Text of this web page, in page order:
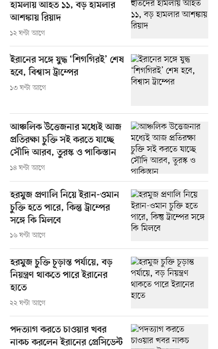
হামলায় আহত ১১, বড় হামলার
আশঙ্কায় রিয়াদ
১২ ঘণ্টা আগে
ইরানের সঙ্গে যুদ্ধ ‘শিগগিরই’ শেষ
হবে, বিশ্বাস ট্রাম্পের
১৩ ঘণ্টা আগে
আঞ্চলিক উত্তেজনার মধ্যেই আজ
প্রতিরক্ষা চুক্তি সই করতে যাচ্ছে
সৌদি আরব, তুরস্ক ও পাকিস্তান
১৪ ঘণ্টা আগে
হরমুজ প্রণালি নিয়ে ইরান-ওমান
চুক্তি হতে পারে, কিন্তু ট্রাম্পের
সঙ্গে কি মিলবে
১৬ ঘণ্টা আগে
হরমুজ চুক্তি চূড়ান্ত পর্যায়ে, বড়
নিয়ন্ত্রণ থাকতে পারে ইরানের
হাতে
২২ ঘণ্টা আগে
পদত্যাগ করতে চাওয়ার খবর
নাকচ করলেন ইরানের প্রেসিডেন্ট